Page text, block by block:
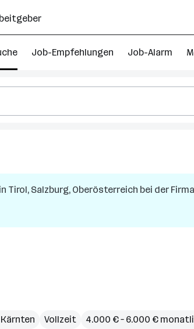
Job-Empfehlungen Job-Alarm
in Tirol, Salzburg, Oberösterreich bei der Firma
Kärnten Vollzeit 4.000 € – 6.000 €